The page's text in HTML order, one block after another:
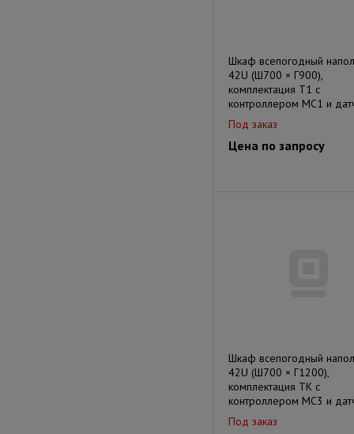
Шкаф всепогодный
42U (Ш700 × Г900),
комплектация Т1 с
контроллером MC1 и
Под заказ
Цена по запросу
Шкаф всепогодный
42U (Ш700 × Г1200),
комплектация ТК с
контроллером MC3 и
Под заказ